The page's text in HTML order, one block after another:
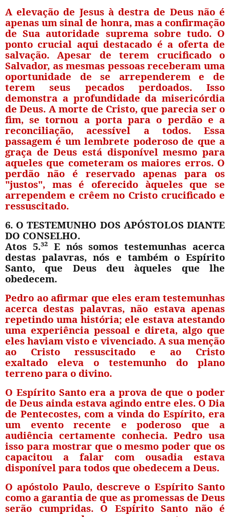
A elevação de Jesus à destra de Deus não é
apenas um sinal de honra, mas a confirmação
de Sua autoridade suprema sobre tudo. O
ponto crucial aqui destacado é a oferta de
salvação. Apesar de terem crucificado o
Salvador, as mesmas pessoas receberam uma
oportunidade de se arrependerem e de
terem seus pecados perdoados. Isso
demonstra a profundidade da misericórdia
de Deus. A morte de Cristo, que parecia ser o
fim, se tornou a porta para o perdão e a
reconciliação, acessível a todos. Essa
passagem é um lembrete poderoso de que a
graça de Deus está disponível mesmo para
aqueles que cometeram os maiores erros. O
perdão não é reservado apenas para os
"justos", mas é oferecido àqueles que se
arrependem e crêem no Cristo crucificado e
ressuscitado.
6. O TESTEMUNHO DOS APÓSTOLOS DIANTE
DO CONSELHO.
Atos 5.³² E nós somos testemunhas acerca
destas palavras, nós e também o Espírito
Santo, que Deus deu àqueles que lhe
obedecem.
Pedro ao afirmar que eles eram testemunhas
acerca destas palavras, não estava apenas
repetindo uma história; ele estava atestando
uma experiência pessoal e direta, algo que
eles haviam visto e vivenciado. A sua menção
ao Cristo ressuscitado e ao Cristo
exaltado eleva o testemunho do plano
terreno para o divino.
O Espírito Santo era a prova de que o poder
de Deus ainda estava agindo entre eles. O Dia
de Pentecostes, com a vinda do Espírito, era
um evento recente e poderoso que a
audiência certamente conhecia. Pedro usa
isso para mostrar que o mesmo poder que os
capacitou a falar com ousadia estava
disponível para todos que obedecem a Deus.
O apóstolo Paulo, descreve o Espírito Santo
como a garantia de que as promessas de Deus
serão cumpridas. O Espírito Santo não é